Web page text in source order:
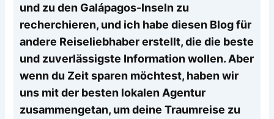
und zu den Galápagos-Inseln zu
recherchieren, und ich habe diesen Blog für
andere Reiseliebhaber erstellt, die die beste
und zuverlässigste Information wollen. Aber
wenn du Zeit sparen möchtest, haben wir
uns mit der besten lokalen Agentur
zusammengetan, um deine Traumreise zu